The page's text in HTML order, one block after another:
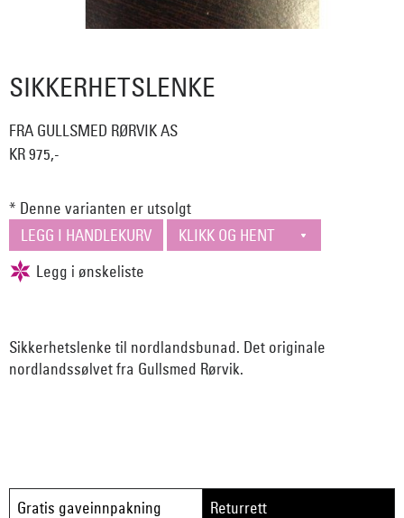
SIKKERHETSLENKE
FRA GULLSMED RØRVIK AS
KR 975,-
* Denne varianten er utsolgt
Sikkerhetslenke til nordlandsbunad. Det originale
nordlandssølvet fra Gullsmed Rørvik.
Gratis gaveinnpakning
Returrett